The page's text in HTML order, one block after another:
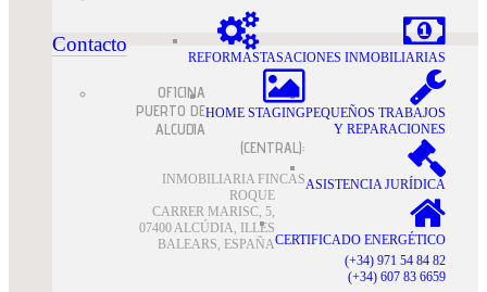
TASACIONES INMOBILIARIAS
REFORMAS
PEQUEÑOS TRABAJOS
Y REPARACIONES
HOME STAGING
ASISTENCIA JURÍDICA
CERTIFICADO ENERGÉTICO
Contacto
OFICINA
PUERTO DE
ALCUDIA
(CENTRAL):
INMOBILIARIA FINCAS
ROQUE
CARRER MARISC, 5,
07400 ALCÚDIA, ILLES
BALEARS, ESPAÑA
(+34) 971 54 84 82
(+34) 607 83 6659